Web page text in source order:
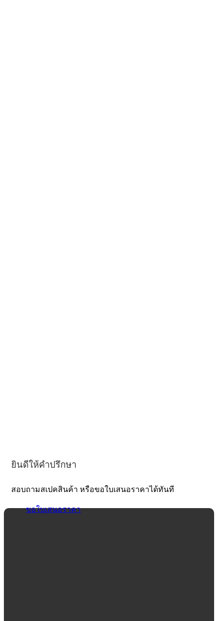
ยินดีให้คำปรึกษา
สอบถามสเปคสินค้า หรือขอใบเสนอราคาได้ทันที
ขอใบเสนอราคา